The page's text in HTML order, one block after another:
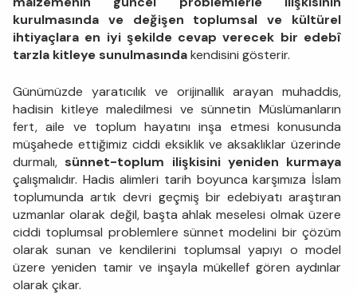
kurulmasında ve değişen toplumsal ve kültürel
ihtiyaçlara en iyi şekilde cevap verecek bir edebî
tarzla kitleye sunulmasındakendisini gösterir.
Günümüzde yaratıcılık ve orijinallik arayan muhaddis,
hadisin kitleye maledilmesi ve sünnetin Müslümanların
fert, aile ve toplum hayatını inşa etmesi konusunda
müşahede ettiğimiz ciddi eksiklik ve aksaklıklar üzerinde
durmalı,sünnet-toplum ilişkisini yeniden kurmaya
çalışmalıdır. Hadis alimleri tarih boyunca karşımıza İslam
toplumunda artık devri geçmiş bir edebiyatı araştıran
uzmanlar olarak değil, başta ahlak meselesi olmak üzere
ciddi toplumsal problemlere sünnet modelini bir çözüm
olarak sunan ve kendilerini toplumsal yapıyı o model
üzere yeniden tamir ve inşayla mükellef gören aydınlar
olarak çıkar.